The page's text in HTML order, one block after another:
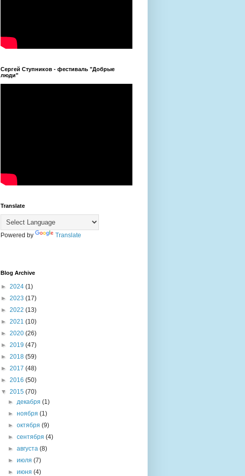
Сергей Ступников - фестиваль "Добрые
люди"
Translate
Powered by Translate
Blog Archive
► 2024 (1)
► 2023 (17)
► 2022 (13)
► 2021 (10)
► 2020 (26)
► 2019 (47)
► 2018 (59)
► 2017 (48)
► 2016 (50)
▼ 2015 (70)
► декабря(1)
►ноября(1)
►октября(9)
►сентября(4)
►августа(8)
►июля(7)
►июня(4)